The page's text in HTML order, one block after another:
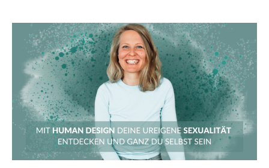
Neu hier? Starte mit diesen
Podcastfolgen
304 – Zusammen zum
Höhepunkt kommen
303 – Warum Erwartungen beim